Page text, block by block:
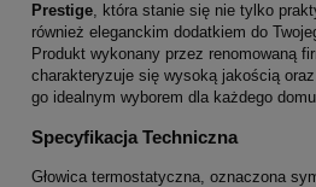
Prestige, która stanie się nie tylko
również eleganckim dodatkiem do
Produkt wykonany przez renomowaną
charakteryzuje się wysoką jakością
go idealnym wyborem dla każdego
Specyfikacja Techniczna
Głowica termostatyczna, oznaczona